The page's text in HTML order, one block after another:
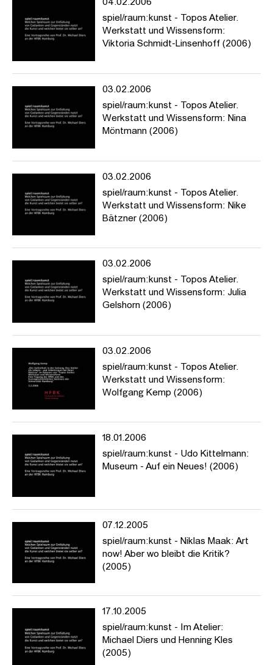
04.02.2006
spiel/raum:kunst - Topos Atelier.
Werkstatt und Wissensform:
Viktoria Schmidt-Linsenhoff (2006)
03.02.2006
spiel/raum:kunst - Topos Atelier.
Werkstatt und Wissensform: Nina
Möntmann (2006)
03.02.2006
spiel/raum:kunst - Topos Atelier.
Werkstatt und Wissensform: Nike
Bätzner (2006)
03.02.2006
spiel/raum:kunst - Topos Atelier.
Werkstatt und Wissensform: Julia
Gelshorn (2006)
03.02.2006
spiel/raum:kunst - Topos Atelier.
Werkstatt und Wissensform:
Wolfgang Kemp (2006)
18.01.2006
spiel/raum:kunst - Udo Kittelmann:
Museum - Auf ein Neues! (2006)
07.12.2005
spiel/raum:kunst - Niklas Maak: Art
now! Aber wo bleibt die Kritik?
(2005)
17.10.2005
spiel/raum:kunst - Im Atelier:
Michael Diers und Henning Kles
(2005)